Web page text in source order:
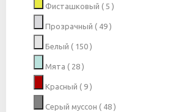
Фисташковый ( 5 )
Прозрачный ( 49 )
Белый ( 150 )
Мята ( 28 )
Красный ( 9 )
Серый муссон ( 48 )